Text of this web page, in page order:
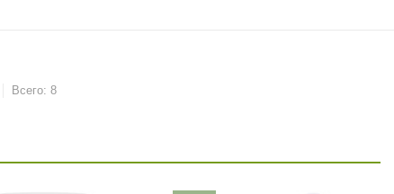
Всего: 8